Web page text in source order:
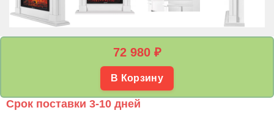
72 980 ₽
В Корзину
Срок поставки 3-10 дней